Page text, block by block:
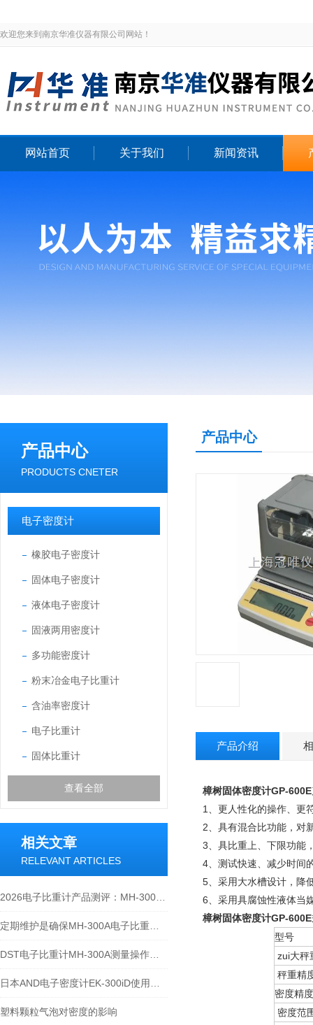
欢迎您来到南京华准仪器有限公司网站！
网站首页 关于我们 新闻资讯
产品中心
PRODUCTS CNETER
电子密度计
橡胶电子密度计
固体电子密度计
液体电子密度计
固液两用密度计
多功能密度计
粉末冶金电子比重计
含油率密度计
电子比重计
固体比重计
查看全部
相关文章
RELEVANT ARTICLES
塑料颗粒气泡对密度的影响
产品中心
产品介绍
樟树固体密度计GP-600E
1、更人性化的操作、更
2、具有混合比功能，对
3、具比重上、下限功能
4、测试快速、减少时间
5、采用大水槽设计，降
6、采用具腐蚀性液体当
樟树固体密度计GP-600E
型号
zui大秤
秤重精
密度精度
密度范